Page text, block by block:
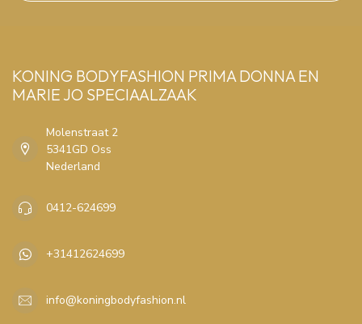
KONING BODYFASHION PRIMA DONNA EN
MARIE JO SPECIAALZAAK
Molenstraat 2
5341GD Oss
Nederland
0412-624699
+31412624699
info@koningbodyfashion.nl